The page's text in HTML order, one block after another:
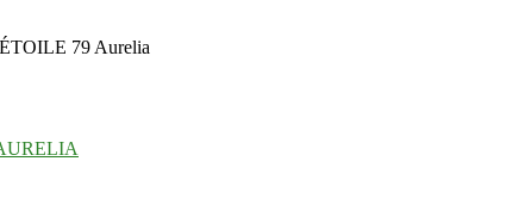
79 Aurelia